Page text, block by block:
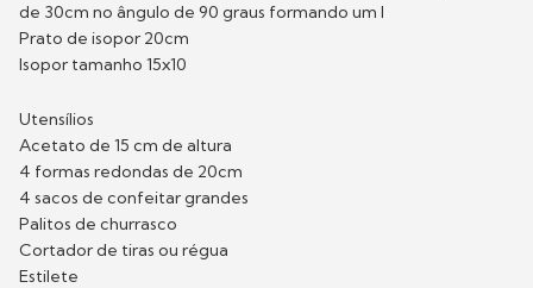
de 30cm no ângulo de 90 graus formando um l
Prato de isopor 20cm
Isopor tamanho 15x10
Utensílios
Acetato de 15 cm de altura
4 formas redondas de 20cm
4 sacos de confeitar grandes
Palitos de churrasco
Cortador de tiras ou régua
Estilete